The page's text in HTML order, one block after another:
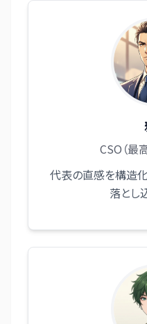
CSO（最
代表の直感を構造
落とし